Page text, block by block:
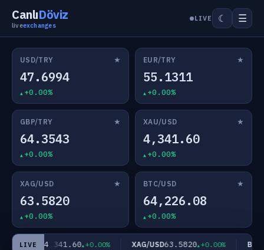
CanlıDöviz
liveexchanges
LIVE ☾ ☰
USD/TRY ★
47.6994
+0.00%
EUR/TRY ★
55.1311
+0.00%
GBP/TRY ★
64.3543
+0.00%
XAU/USD ★
4,341.60
+0.00%
XAG/USD ★
63.5820
+0.00%
BTC/USD ★
64,226.08
+0.00%
LIVE
XAU/USD 4,341.60 +0.00% XAG/USD63.5820 +0.00% BTC/